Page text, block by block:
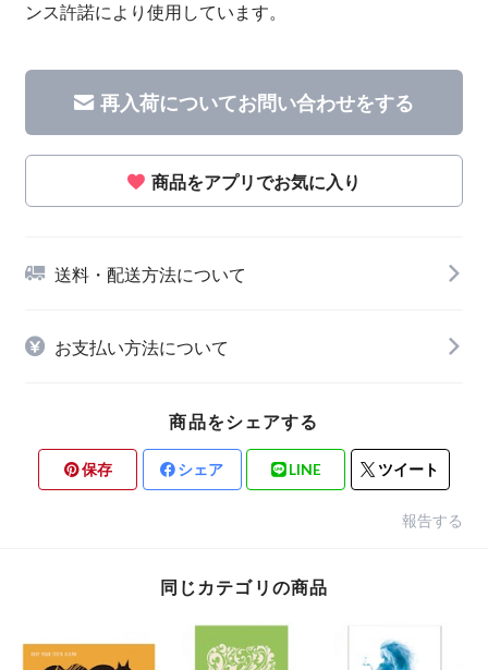
ンス許諾により使用しています。
再入荷についてお問い合わせをする
商品をアプリでお気に入り
送料・配送方法について
お支払い方法について
商品をシェアする
保存 シェア LINE ツイート
報告する
同じカテゴリの商品